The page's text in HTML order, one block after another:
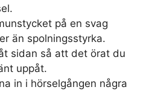
på en svag
än spolningsstyrka.
sidan så att det örat du
uppåt.
in i hörselgången några